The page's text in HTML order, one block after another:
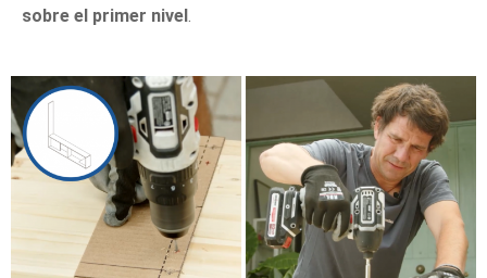
sobre el primer nivel.